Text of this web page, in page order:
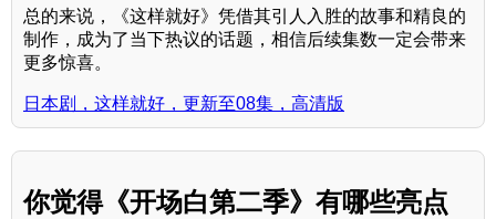
总的来说，《这样就好》凭借其引人入胜的故事和精良的
制作，成为了当下热议的话题，相信后续集数一定会带来
更多惊喜。
日本剧，这样就好，更新至08集，高清版
你觉得《开场白第二季》有哪些亮点